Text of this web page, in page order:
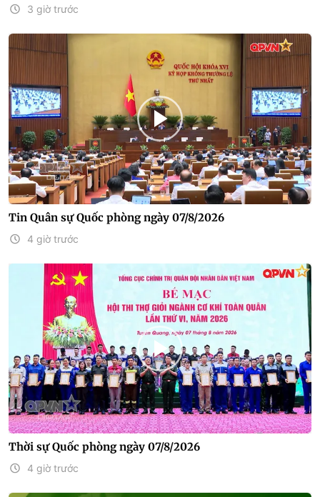
3 giờ trước
Tin Quân sự Quốc phòng ngày 07/8/2026
4 giờ trước
Thời sự Quốc phòng ngày 07/8/2026
4 giờ trước